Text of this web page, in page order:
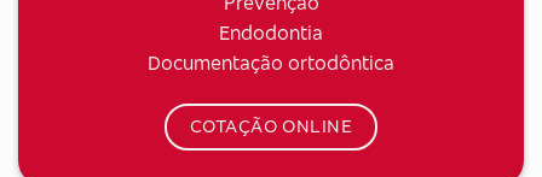
Endodontia
Documentação ortodôntica
COTAÇÃO ONLINE